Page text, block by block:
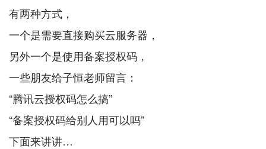
有两种方式，
一个是需要直接购买云服务器，
另外一个是使用备案授权码，
一些朋友给子恒老师留言：
“腾讯云授权码怎么搞”
“备案授权码给别人用可以吗”
下面来讲讲…